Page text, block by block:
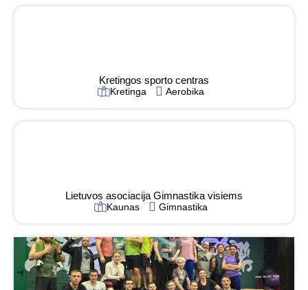
Kretingos sporto centras
Kretinga Aerobika
Lietuvos asociacija Gimnastika visiems
Kaunas Gimnastika